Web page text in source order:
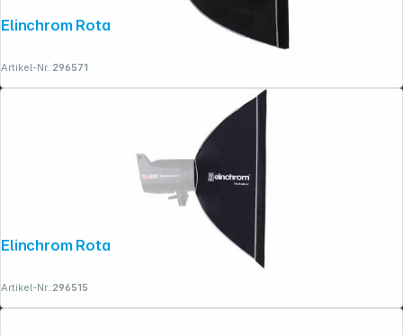
Elinchrom Rotalux Deep Octabox 70 cm
Artikel-Nr.:296571
Elinchrom Rotalux Squarebox 70 cm
Artikel-Nr.:296515